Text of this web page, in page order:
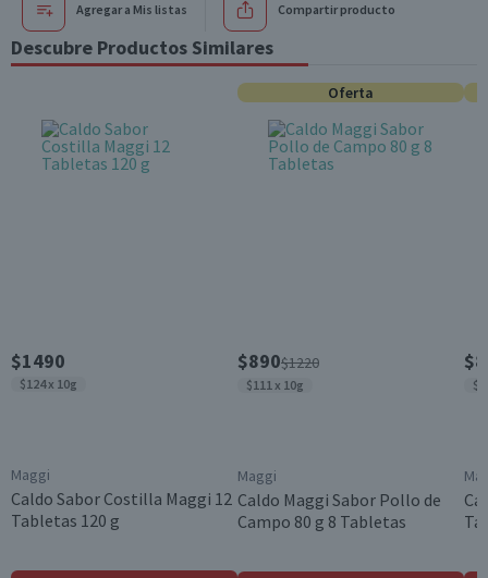
Agregar a Mis listas Compartir producto
Descubre Productos Similares
$1490
$124 x 10g
Maggi
Caldo Sabor Costilla Maggi 12
Tabletas 120 g
Oferta
$890$1220
$111 x 10g
Maggi
Caldo Maggi Sabor Pollo de
Campo 80 g 8 Tabletas